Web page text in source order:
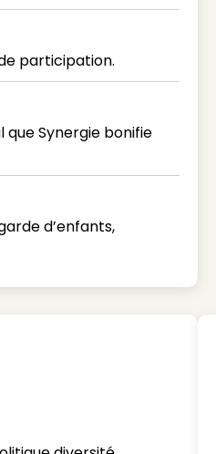
participation.
Synergie bonifie
d’enfants,